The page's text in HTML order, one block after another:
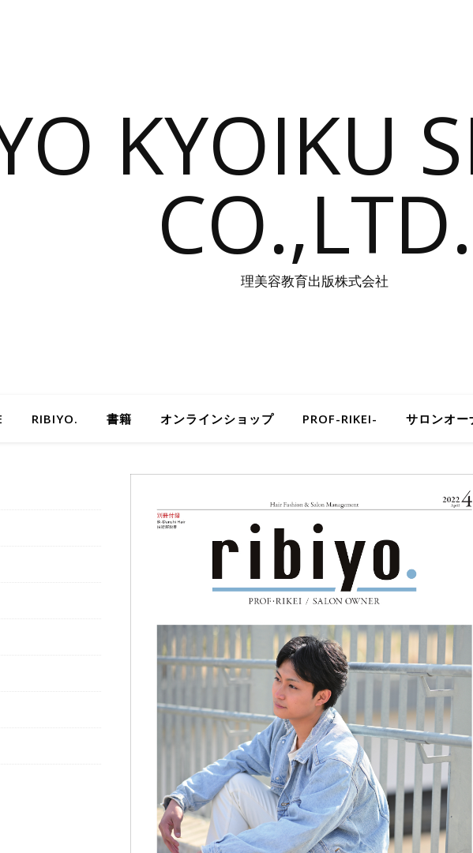
KYOIKU
CO.,LTD.
理美容教育出版株式会社
RIBIYO. 書籍 オンラインショップ PROF-RIKEI- サロンオー